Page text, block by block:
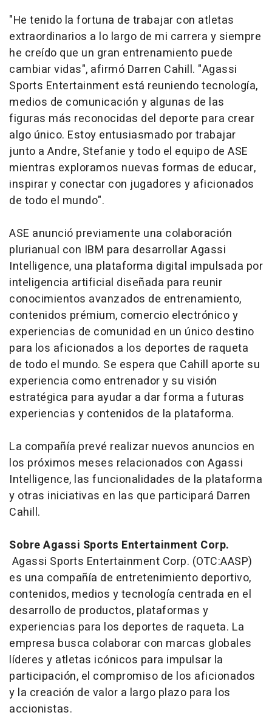
"He tenido la fortuna de trabajar con atletas
extraordinarios a lo largo de mi carrera y siempre
he creído que un gran entrenamiento puede
cambiar vidas", afirmó Darren Cahill. "Agassi
Sports Entertainment está reuniendo tecnología,
medios de comunicación y algunas de las
figuras más reconocidas del deporte para crear
algo único. Estoy entusiasmado por trabajar
junto a Andre, Stefanie y todo el equipo de ASE
mientras exploramos nuevas formas de educar,
inspirar y conectar con jugadores y aficionados
de todo el mundo".
ASE anunció previamente una colaboración
plurianual con IBM para desarrollar Agassi
Intelligence, una plataforma digital impulsada por
inteligencia artificial diseñada para reunir
conocimientos avanzados de entrenamiento,
contenidos prémium, comercio electrónico y
experiencias de comunidad en un único destino
para los aficionados a los deportes de raqueta
de todo el mundo. Se espera que Cahill aporte su
experiencia como entrenador y su visión
estratégica para ayudar a dar forma a futuras
experiencias y contenidos de la plataforma.
La compañía prevé realizar nuevos anuncios en
los próximos meses relacionados con Agassi
Intelligence, las funcionalidades de la plataforma
y otras iniciativas en las que participará Darren
Cahill.
Sobre Agassi Sports Entertainment Corp.
Agassi Sports Entertainment Corp. (OTC:AASP)
es una compañía de entretenimiento deportivo,
contenidos, medios y tecnología centrada en el
desarrollo de productos, plataformas y
experiencias para los deportes de raqueta. La
empresa busca colaborar con marcas globales
líderes y atletas icónicos para impulsar la
participación, el compromiso de los aficionados
y la creación de valor a largo plazo para los
accionistas.